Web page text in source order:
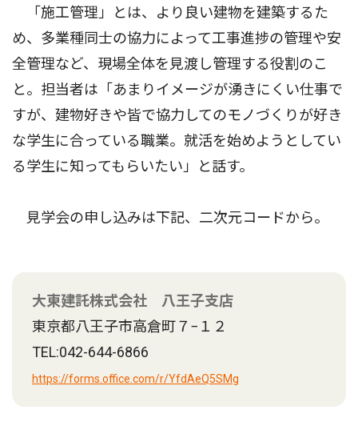
「施工管理」とは、より良い建物を建築するた
め、多業種同士の協力によって工事進捗の管理や安
全管理など、現場全体を見渡し管理する役割のこ
と。担当者は「あまりイメージが湧きにくい仕事で
すが、建物好きや皆で協力してのモノづくりが好き
な学生に合っている職業。就活を始めようとしてい
る学生に知ってもらいたい」と話す。
見学会の申し込みは下記、二次元コードから。
大東建託株式会社 八王子支店
東京都八王子市高倉町７−１２
TEL:042-644-6866
https://forms.office.com/r/YfdAeQ5SMg